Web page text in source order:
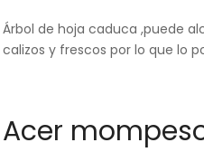
Árbol de hoja caduca ,puede
calizos y frescos por lo que lo
Acer